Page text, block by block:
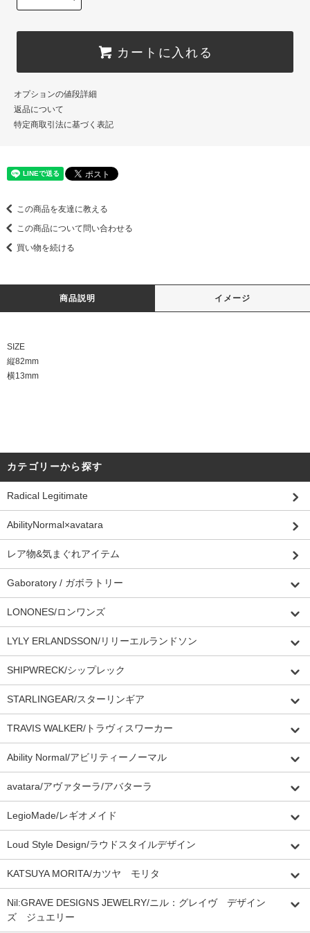
カートに入れる
オプションの値段詳細
返品について
特定商取引法に基づく表記
この商品を友達に教える
この商品について問い合わせる
買い物を続ける
商品説明 イメージ
SIZE
縦82mm
横13mm
カテゴリーから探す
Radical Legitimate
AbilityNormal×avatara
レア物&気まぐれアイテム
Gaboratory / ガボラトリー
LONONES/ロンワンズ
LYLY ERLANDSSON/リリーエルランドソン
SHIPWRECK/シップレック
STARLINGEAR/スターリンギア
TRAVIS WALKER/トラヴィスワーカー
Ability Normal/アビリティーノーマル
avatara/アヴァターラ/アバターラ
LegioMade/レギオメイド
Loud Style Design/ラウドスタイルデザイン
KATSUYA MORITA/カツヤ モリタ
Nil:GRAVE DESIGNS JEWELRY/ニル：グレイヴ デザイン
ズ ジュエリー